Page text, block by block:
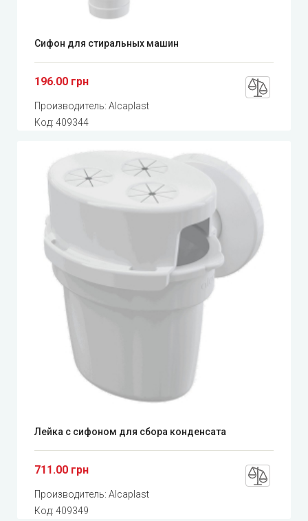
Сифон для стиральных машин
196.00 грн
Производитель: Alcaplast
Код: 409344
Лейка с сифоном для сбора конденсата
711.00 грн
Производитель: Alcaplast
Код: 409349